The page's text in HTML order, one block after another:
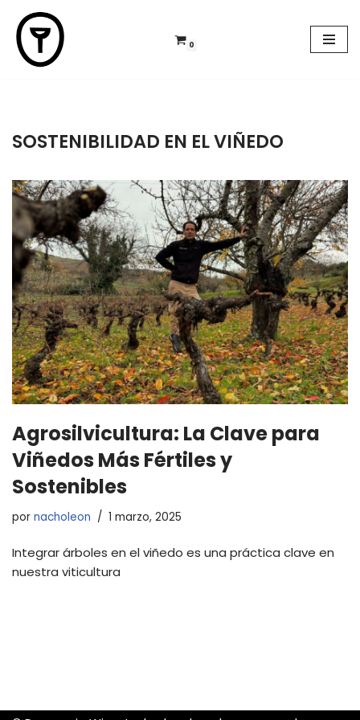
Saltar
al
0
SOSTENIBILIDAD EN EL VIÑEDO
Agrosilvicultura: La Clave para
Viñedos Más Fértiles y
Sostenibles
por nacholeon 1 marzo, 2025
Integrar árboles en el viñedo es una práctica clave en
nuestra viticultura